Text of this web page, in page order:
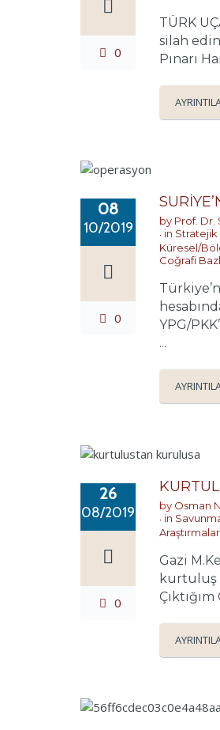
0
TÜRK
silah
Pınarı
08
10/2019
0
by Prof. Dr.
in Stratejik
Küresel/
Coğrafi
YPG/
...
26
08/2019
0
by Osman
in
Gazi
kurtuluş